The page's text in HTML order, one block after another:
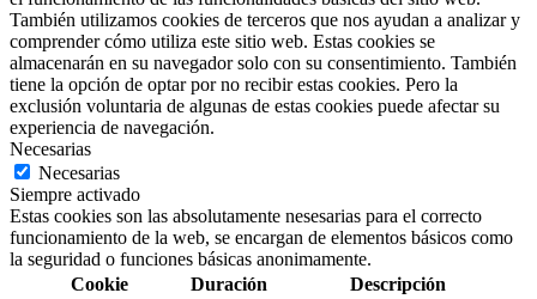
También utilizamos cookies de terceros que nos ayudan a analizar y
comprender cómo utiliza este sitio web. Estas cookies se
almacenarán en su navegador solo con su consentimiento. También
tiene la opción de optar por no recibir estas cookies. Pero la
exclusión voluntaria de algunas de estas cookies puede afectar su
experiencia de navegación.
Necesarias
Necesarias
Siempre activado
Estas cookies son las absolutamente nesesarias para el correcto
funcionamiento de la web, se encargan de elementos básicos como
la seguridad o funciones básicas anonimamente.
Cookie
Duración Descripción